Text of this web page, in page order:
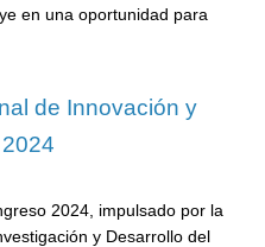
en una oportunidad para
de Innovación y
2024, impulsado por la
y Desarrollo del